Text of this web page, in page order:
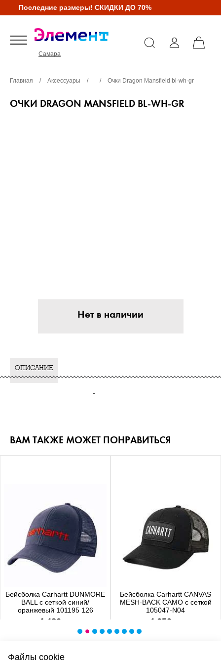
Последние размеры! СКИДКИ ДО 70%
Самара
Главная / Аксессуары / / Очки Dragon Mansfield bl-wh-gr
ОЧКИ DRAGON MANSFIELD BL-WH-GR
Нет в наличии
ОПИСАНИЕ
-
ВАМ ТАКЖЕ МОЖЕТ ПОНРАВИТЬСЯ
Бейсболка Carhartt DUNMORE
BALL с сеткой синий/
оранжевый 101195 126
4 480 р.
Бейсболка Carhartt CANVAS
MESH-BACK CAMO с сеткой
105047-N04
4 650 р.
Файлы cookie